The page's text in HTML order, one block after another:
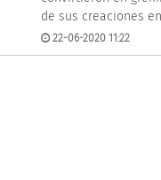
de sus creaciones
22-06-2020 11:22